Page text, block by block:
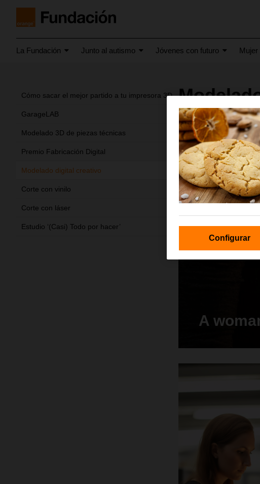
La Fundación Junto al autismo Jóvenes con futuro Mujer
Cómo sacar el mejor partido a tu impresora 3D
GarageLAB
Modelado 3D de piezas técnicas
Premio Fabricación Digital
Modelado digital creativo
Corte con vinilo
Corte con láser
Estudio ‘(Casi) Todo por hacer’
A
Configurar